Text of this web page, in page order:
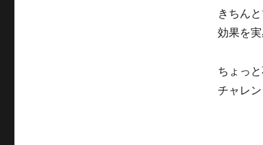
きちん
効果を
ちょっ
チャレ